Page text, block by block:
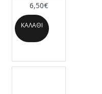
6,50€
ΚΑΛΆΘΙ